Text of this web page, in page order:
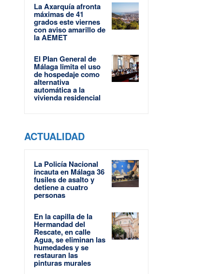
La Axarquía afronta
máximas de 41
grados este viernes
con aviso amarillo de
la AEMET
El Plan General de
Málaga limita el uso
de hospedaje como
alternativa
automática a la
vivienda residencial
ACTUALIDAD
La Policía Nacional
incauta en Málaga 36
fusiles de asalto y
detiene a cuatro
personas
En la capilla de la
Hermandad del
Rescate, en calle
Agua, se eliminan las
humedades y se
restauran las
pinturas murales